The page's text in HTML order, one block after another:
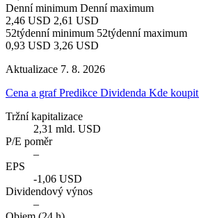
Denní minimum Denní maximum
2,46 USD 2,61 USD
52týdenní minimum 52týdenní maximum
0,93 USD 3,26 USD
Aktualizace 7. 8. 2026
Cena a grafPredikce Dividenda Kde koupit
Tržní kapitalizace
2,31 mld. USD
P/E poměr
–
EPS
-1,06 USD
Dividendový výnos
–